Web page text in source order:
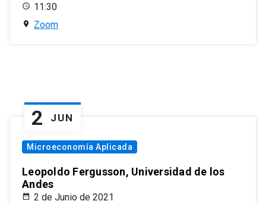
11:30
Zoom
2 JUN
Microeconomía Aplicada
Leopoldo Fergusson, Universidad de los
Andes
2 de Junio de 2021